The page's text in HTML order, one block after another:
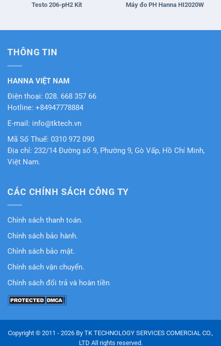
Testo 206-pH2 Kit Máy đo PH Hanna HI2020W
THÔNG TIN
HANNA VIỆT NAM
Điện thoại: 028. 668 357 66
Hotline: +84947778884
E-mail: info@tktech.vn
Mã Số Thuế: 0310 972 090
Địa chỉ: 232/14 Đường số 9, Phường 9, Gò Vấp, Hồ Chí Minh,
Việt Nam.
CÁC CHÍNH SÁCH CÔNG TY
Chính sách thanh toán.
Chính sách bảo hành.
Chỉnh sách bảo mật.
Chính sách vận chuyển.
Chính sách đổi trả và hoàn tiền
Copyright © 2011 - 2026 By TK TECHNOLOGY SERVICES COMERCIAL CO.,
LTD All rights reserved.